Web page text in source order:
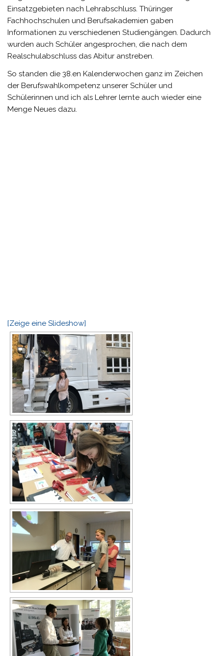
Einsatzgebieten nach Lehrabschluss. Thüringer
Fachhochschulen und Berufsakademien gaben
Informationen zu verschiedenen Studiengängen. Dadurch
wurden auch Schüler angesprochen, die nach dem
Realschulabschluss das Abitur anstreben.
So standen die 38.en Kalenderwochen ganz im Zeichen
der Berufswahlkompetenz unserer Schüler und
Schülerinnen und ich als Lehrer lernte auch wieder eine
Menge Neues dazu.
[Zeige eine Slideshow]